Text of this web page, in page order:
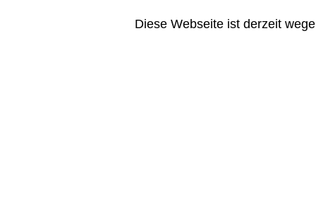
Diese Webseite ist derzeit